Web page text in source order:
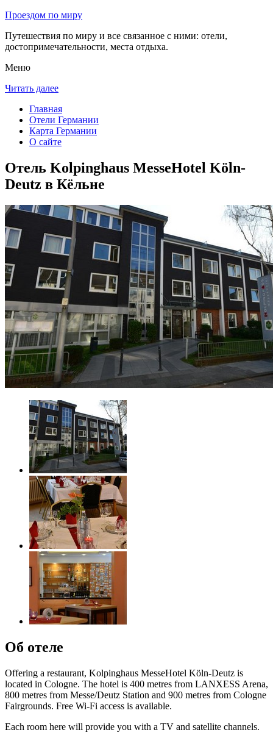
Проездом по миру
Путешествия по миру и все связанное с ними: отели,
достопримечательности, места отдыха.
Меню
Читать далее
Главная
Отели Германии
Карта Германии
О сайте
Отель Kolpinghaus MesseHotel Köln-
Deutz в Кёльне
Об отеле
Offering a restaurant, Kolpinghaus MesseHotel Köln-Deutz is
located in Cologne. The hotel is 400 metres from LANXESS Arena,
800 metres from Messe/Deutz Station and 900 metres from Cologne
Fairgrounds. Free Wi-Fi access is available.
Each room here will provide you with a TV and satellite channels.